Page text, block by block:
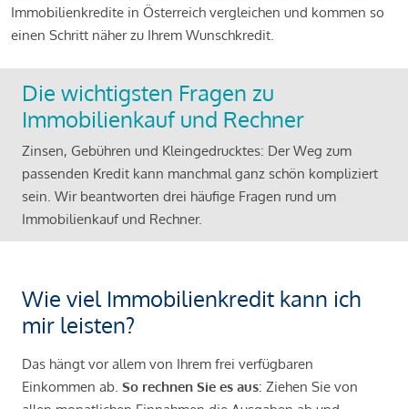
Immobilienkredite in Österreich vergleichen und kommen so
einen Schritt näher zu Ihrem Wunschkredit.
Die wichtigsten Fragen zu
Immobilienkauf und Rechner
Zinsen, Gebühren und Kleingedrucktes: Der Weg zum
passenden Kredit kann manchmal ganz schön kompliziert
sein. Wir beantworten drei häufige Fragen rund um
Immobilienkauf und Rechner.
Wie viel Immobilienkredit kann ich
mir leisten?
Das hängt vor allem von Ihrem frei verfügbaren
Einkommen ab. So rechnen Sie es aus: Ziehen Sie von